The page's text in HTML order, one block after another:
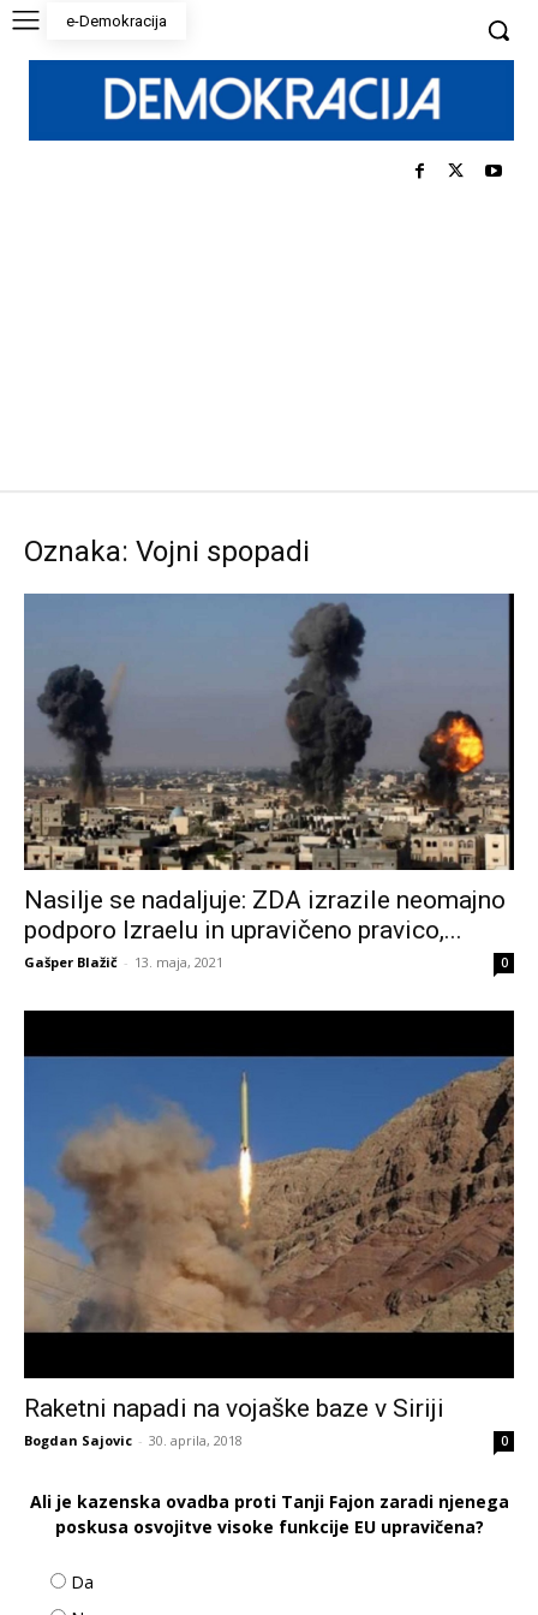
e-Demokracija
Oznaka: Vojni spopadi
Nasilje se nadaljuje: ZDA izrazile neomajno
podporo Izraelu in upravičeno pravico,...
Gašper Blažič - 13. maja, 2021 0
Raketni napadi na vojaške baze v Siriji
Bogdan Sajovic - 30. aprila, 2018 0
Ali je kazenska ovadba proti Tanji Fajon zaradi njenega
poskusa osvojitve visoke funkcije EU upravičena?
Da